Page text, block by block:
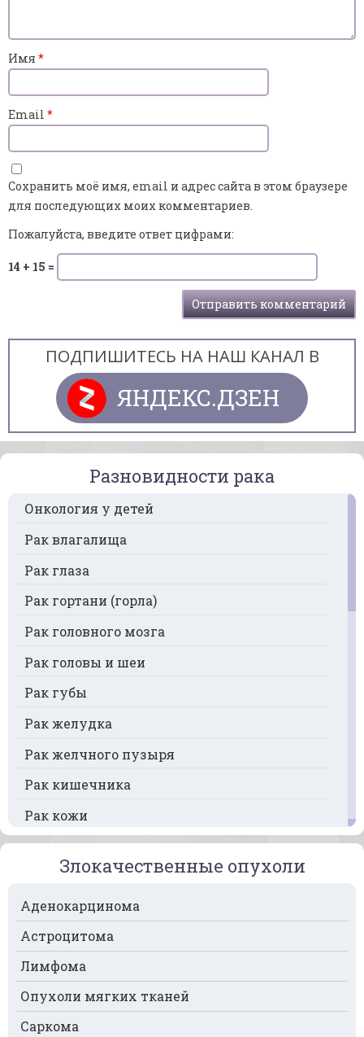
Имя *
Email *
Сохранить моё имя, email и адрес сайта в этом браузере
для последующих моих комментариев.
Пожалуйста, введите ответ цифрами:
14 + 15 =
ПОДПИШИТЕСЬ НА НАШ КАНАЛ В
ЯНДЕКС.ДЗЕН
Разновидности рака
Онкология у детей
Рак влагалища
Рак глаза
Рак гортани (горла)
Рак головного мозга
Рак головы и шеи
Рак губы
Рак желудка
Рак желчного пузыря
Рак кишечника
Рак кожи
Рак кости
Рак крови
Рак легких
Рак лимфоузлов
Рак молочной железы
Рак мочевого пузыря
Рак носа
Злокачественные опухоли
Аденокарцинома
Астроцитома
Лимфома
Опухоли мягких тканей
Саркома